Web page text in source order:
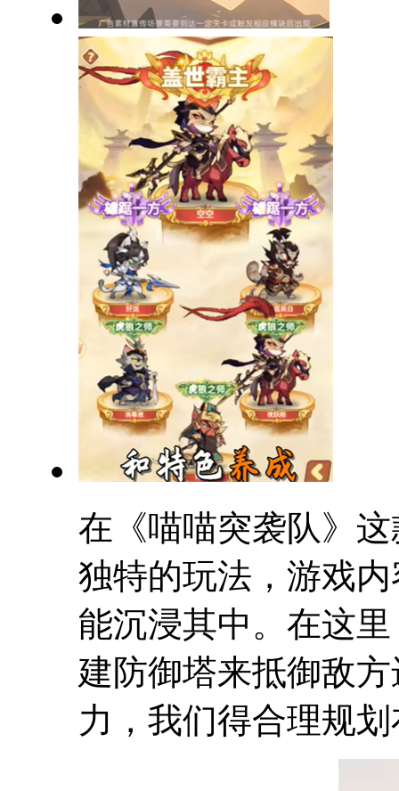
在《喵喵突袭队》
独特的玩法，游戏
能沉浸其中。在这
建防御塔来抵御敌
力，我们得合理规